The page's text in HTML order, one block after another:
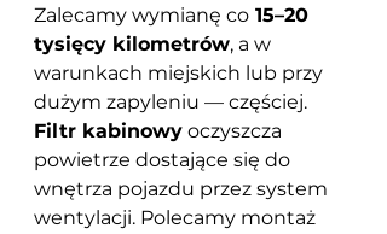
Zalecamy wymianę co 15–20
tysięcy kilometrów, a w
warunkach miejskich lub przy
dużym zapyleniu — częściej.
Filtr kabinowy oczyszcza
powietrze dostające się do
wnętrza pojazdu przez system
wentylacji. Polecamy montaż